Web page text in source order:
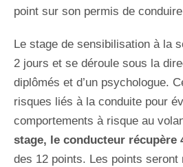
point sur son permis de
Le stage de sensibilisation à la
2 jours et se déroule sous la
diplômés et d’un psychologue.
risques liés à la conduite pour
comportements à risque au
stage, le conducteur récupère
des 12 points. Les points